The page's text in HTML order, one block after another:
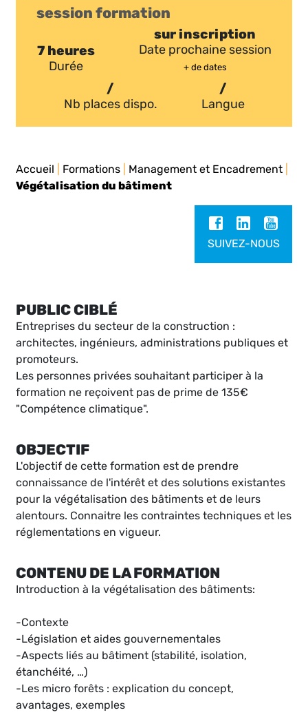
session formation
7 heures
Durée
sur inscription
Date prochaine session
+ de dates
/
Nb places dispo.
/
Langue
Accueil Formations Management et Encadrement
Végétalisation du bâtiment
SUIVEZ-NOUS
PUBLIC CIBLÉ
Entreprises du secteur de la construction :
architectes, ingénieurs, administrations publiques et
promoteurs.
Les personnes privées souhaitant participer à la
formation ne reçoivent pas de prime de 135€
"Compétence climatique".
OBJECTIF
L'objectif de cette formation est de prendre
connaissance de l'intérêt et des solutions existantes
pour la végétalisation des bâtiments et de leurs
alentours. Connaitre les contraintes techniques et les
réglementations en vigueur.
CONTENU DE LA FORMATION
Introduction à la végétalisation des bâtiments:
-Contexte
-Législation et aides gouvernementales
-Aspects liés au bâtiment (stabilité, isolation,
étanchéité, …)
-Les micro forêts : explication du concept,
avantages, exemples